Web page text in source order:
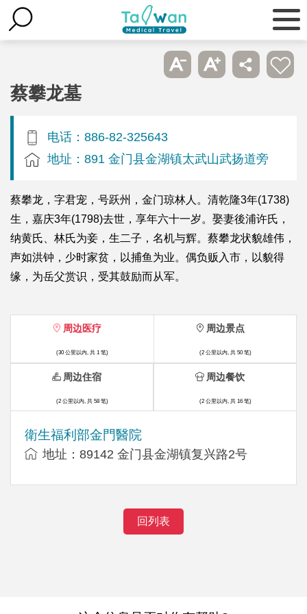
蔡攀龙墓
电话：886-82-325643
地址：891 金门县金湖镇太武山武扬道旁
蔡攀龙，字君宠，号跃州，金门琼林人。清乾隆3年(1738)
生，嘉庆3年(1798)去世，享年六十一岁。娶妻後浦许氏，
纳黄氏、林氏为妾，生二子，名机与辉。蔡攀龙状貌雄伟，
声如洪钟，少时家贫，以捕鱼为业。偶负贩入市，以貌得
缘，为岳父赏识，受其鼓励而从军。
周边医疗
(30 公里以内, 共 1 笔)
衛生福利部金門醫院
地址：89142 金门县金湖镇复兴路2号
周边景点
(2 公里以内, 共 50 笔)
周边住宿
(2 公里以内, 共 58 笔)
周边餐饮
(2 公里以内, 共 16 笔)
回列表